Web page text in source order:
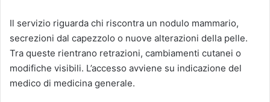
Il servizio riguarda chi riscontra un nodulo mammario,
secrezioni dal capezzolo o nuove alterazioni della pelle.
Tra queste rientrano retrazioni, cambiamenti cutanei o
modifiche visibili. L’accesso avviene su indicazione del
medico di medicina generale.